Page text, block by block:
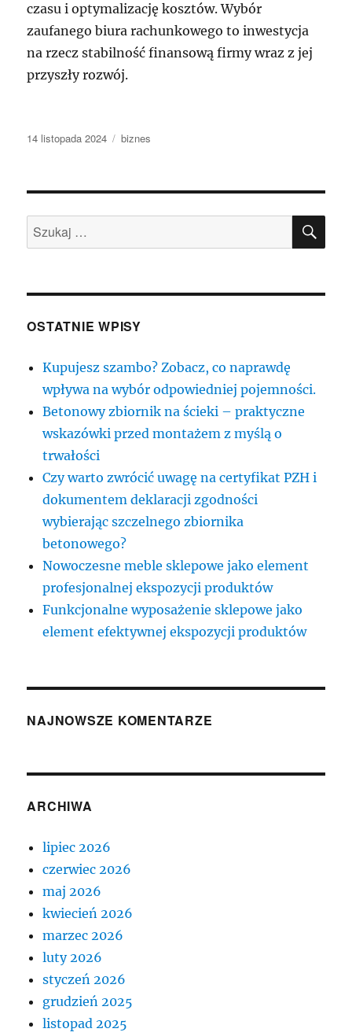
czasu i optymalizację kosztów. Wybór
zaufanego biura rachunkowego to inwestycja
na rzecz stabilność finansową firmy wraz z jej
przyszły rozwój.
Data
14 listopada 2024 Kategorie
biznes
Szukaj:
OSTATNIE WPISY
Kupujesz szambo? Zobacz, co naprawdę
wpływa na wybór odpowiedniej pojemności.
Betonowy zbiornik na ścieki – praktyczne
wskazówki przed montażem z myślą o
trwałości
Czy warto zwrócić uwagę na certyfikat PZH i
dokumentem deklaracji zgodności
wybierając szczelnego zbiornika
betonowego?
Nowoczesne meble sklepowe jako element
profesjonalnej ekspozycji produktów
Funkcjonalne wyposażenie sklepowe jako
element efektywnej ekspozycji produktów
NAJNOWSZE KOMENTARZE
ARCHIWA
lipiec 2026
czerwiec 2026
maj 2026
kwiecień 2026
marzec 2026
luty 2026
styczeń 2026
grudzień 2025
listopad 2025